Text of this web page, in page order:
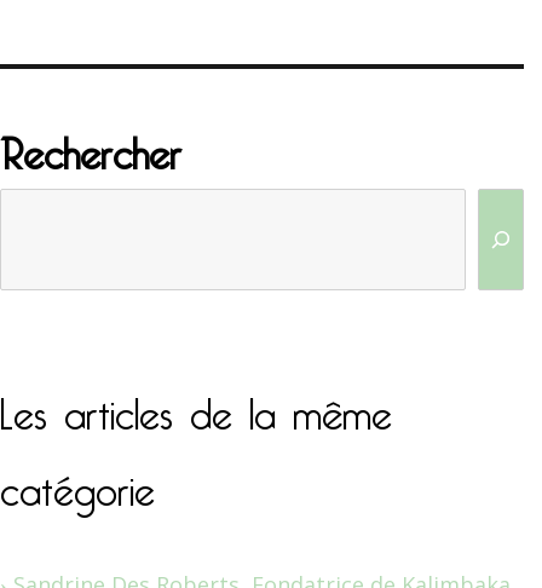
Rechercher
Les articles de la même
catégorie